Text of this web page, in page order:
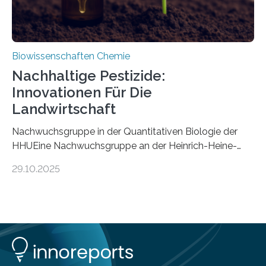
Biowissenschaften Chemie
Nachhaltige Pestizide:
Innovationen Für Die
Landwirtschaft
Nachwuchsgruppe in der Quantitativen Biologie der
HHUEine Nachwuchsgruppe an der Heinrich-Heine-
fünf Jahren erforschen, wie Bakterien auf
Insektenblume. Das Bundesministerium für Forschung,
Technologie und Raumfahrt (BMFTR) fördert das
Projekt im Rahmen der Nationalen
29.10.2025